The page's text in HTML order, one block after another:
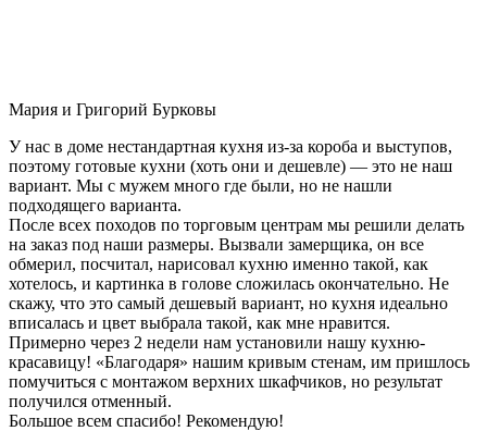
Мария и Григорий Бурковы
У нас в доме нестандартная кухня из-за короба и выступов,
поэтому готовые кухни (хоть они и дешевле) — это не наш
вариант. Мы с мужем много где были, но не нашли
подходящего варианта.
После всех походов по торговым центрам мы решили делать
на заказ под наши размеры. Вызвали замерщика, он все
обмерил, посчитал, нарисовал кухню именно такой, как
хотелось, и картинка в голове сложилась окончательно. Не
скажу, что это самый дешевый вариант, но кухня идеально
вписалась и цвет выбрала такой, как мне нравится.
Примерно через 2 недели нам установили нашу кухню-
красавицу! «Благодаря» нашим кривым стенам, им пришлось
помучиться с монтажом верхних шкафчиков, но результат
получился отменный.
Большое всем спасибо! Рекомендую!